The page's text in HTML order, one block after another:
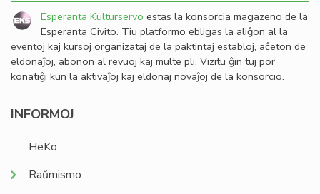
Esperanta Kulturservo estas la konsorcia magazeno de la
Esperanta Civito. Tiu platformo ebligas la aliĝon al la
eventoj kaj kursoj organizataj de la paktintaj establoj, aĉeton de
eldonaĵoj, abonon al revuoj kaj multe pli. Vizitu ĝin tuj por
konatiĝi kun la aktivaĵoj kaj eldonaj novaĵoj de la konsorcio.
INFORMOJ
HeKo
Raŭmismo